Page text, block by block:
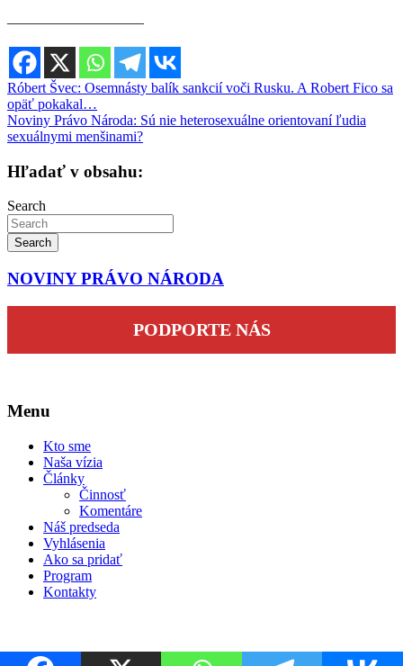
————————–—
Navigácia
v
článku
Róbert Švec: Osemnásty balík sankcií voči Rusku. A Robert Fico sa
opäť pokakal…
Noviny Právo Národa: Sú nie heterosexuálne orientovaní ľudia
sexuálnymi menšinami?
Hľadať v obsahu:
Search
Search
NOVINY PRÁVO NÁRODA
PODPORTE NÁS
Menu
Kto sme
Naša vízia
Články
Činnosť
Komentáre
Náš predseda
Vyhlásenia
Ako sa pridať
Program
Kontakty